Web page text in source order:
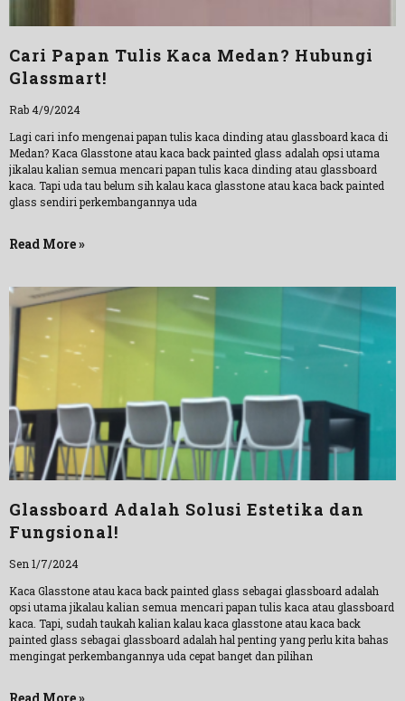
Cari Papan Tulis Kaca Medan? Hubungi
Glassmart!
Rab 4/9/2024
Lagi cari info mengenai papan tulis kaca dinding atau glassboard kaca di
Medan? Kaca Glasstone atau kaca back painted glass adalah opsi utama
jikalau kalian semua mencari papan tulis kaca dinding atau glassboard
kaca. Tapi uda tau belum sih kalau kaca glasstone atau kaca back painted
glass sendiri perkembangannya uda
Read More »
Glassboard Adalah Solusi Estetika dan
Fungsional!
Sen 1/7/2024
Kaca Glasstone atau kaca back painted glass sebagai glassboard adalah
opsi utama jikalau kalian semua mencari papan tulis kaca atau glassboard
kaca. Tapi, sudah taukah kalian kalau kaca glasstone atau kaca back
painted glass sebagai glassboard adalah hal penting yang perlu kita bahas
mengingat perkembangannya uda cepat banget dan pilihan